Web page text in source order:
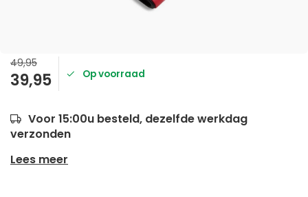
49,95
39,95 Op voorraad
Voor 15:00u besteld, dezelfde werkdag
verzonden
Lees meer